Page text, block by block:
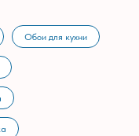
Обои для кухни